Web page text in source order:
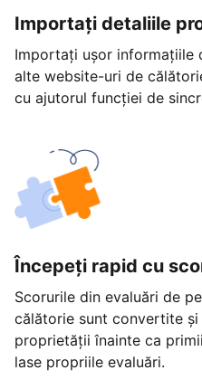
Importați detaliile
Importați ușor informațiile
alte website-uri de
cu ajutorul funcției de
Începeți rapid cu
Scorurile din evaluări de
călătorie sunt convertite
proprietății înainte ca
lase propriile evaluări.